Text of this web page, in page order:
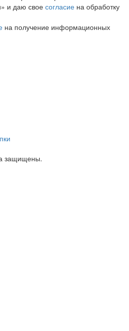
и даю свое согласие на обработку
на получение информационных
защищены.